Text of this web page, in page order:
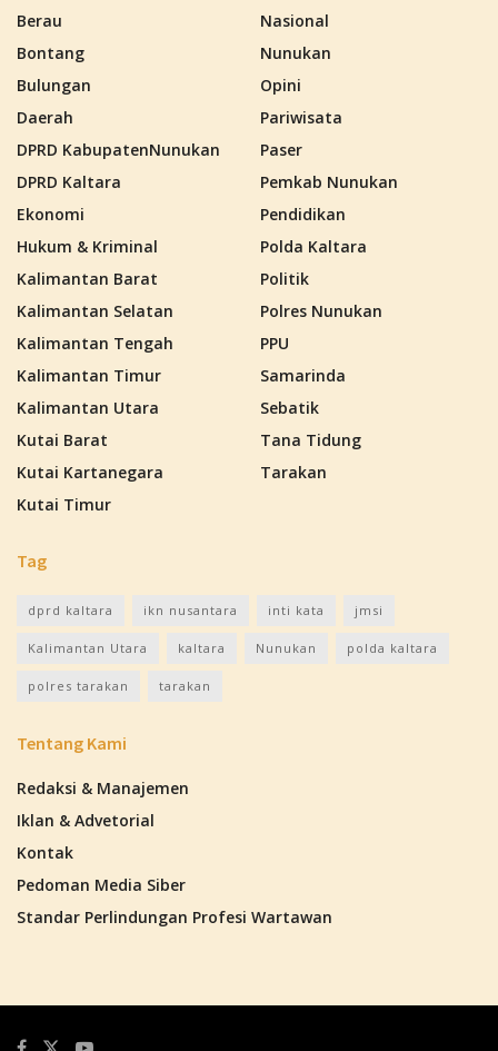
Berau
Bontang
Bulungan
Daerah
DPRD KabupatenNunukan
DPRD Kaltara
Ekonomi
Hukum & Kriminal
Kalimantan Barat
Kalimantan Selatan
Kalimantan Tengah
Kalimantan Timur
Kalimantan Utara
Kutai Barat
Kutai Kartanegara
Kutai Timur
Nasional
Nunukan
Opini
Pariwisata
Paser
Pemkab Nunukan
Pendidikan
Polda Kaltara
Politik
Polres Nunukan
PPU
Samarinda
Sebatik
Tana Tidung
Tarakan
Tag
dprd kaltara ikn nusantara inti kata jmsi
Kalimantan Utara kaltara Nunukan polda kaltara
polres tarakan tarakan
Tentang Kami
Redaksi & Manajemen
Iklan & Advetorial
Kontak
Pedoman Media Siber
Standar Perlindungan Profesi Wartawan